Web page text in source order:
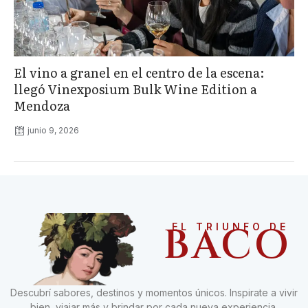
El vino a granel en el centro de la escena:
llegó Vinexposium Bulk Wine Edition a
Mendoza
junio 9, 2026
EL TRIUNFO DE
BACO
Descubrí sabores, destinos y momentos únicos. Inspirate a vivir